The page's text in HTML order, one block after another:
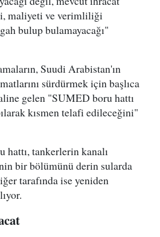
maliyeti ve verimliliği
bulup bulamayacağı"
Suudi Arabistan'ın
sürdürmek için başlıca
gelen "SUMED boru hattı
kısmen telafi edileceğini"
hattı, tankerlerin kanalı
bir bölümünü derin sularda
tarafında ise yeniden